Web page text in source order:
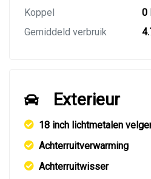
Koppel
0
Gemiddeld verbruik
Exterieur
18 inch lichtmetalen
Achterruitverwarming
Achterruitwisser